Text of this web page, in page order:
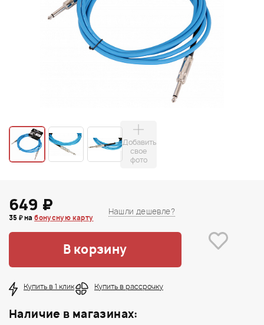
Добавить
свое
фото
649 ₽
35 ₽ набонусную карту
Нашли дешевле?
В корзину
Купить в 1 клик Купить в рассрочку
Наличие в магазинах: